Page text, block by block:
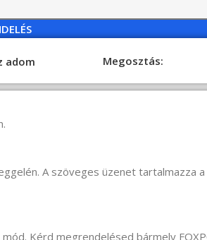
adom Megosztás:
A szöveges üzenet tartalmazza a
Kérd megrendelésed bármely